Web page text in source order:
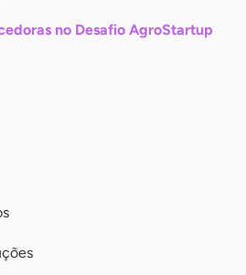
no Desafio AgroStartup